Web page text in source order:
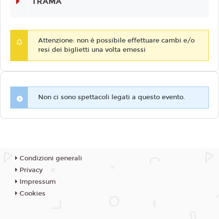
Attenzione: non è possibile effettuare cambi e/o
resi dei biglietti una volta emessi
Non ci sono spettacoli legati a questo evento.
Condizioni generali
Privacy
Impressum
Cookies